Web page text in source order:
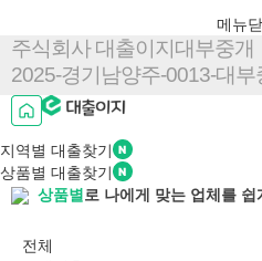
메뉴
주식회사 대출이지대부중개
2025-경기남양주-0013-대부
지역별 대출찾기
상품별 대출찾기
상품별 로 나에게 맞는 업체를
전체